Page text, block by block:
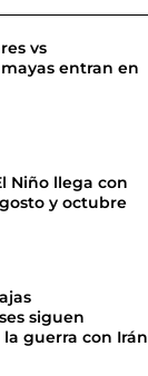
vs
entran en
Niño llega con
y octubre
siguen
guerra con Irán